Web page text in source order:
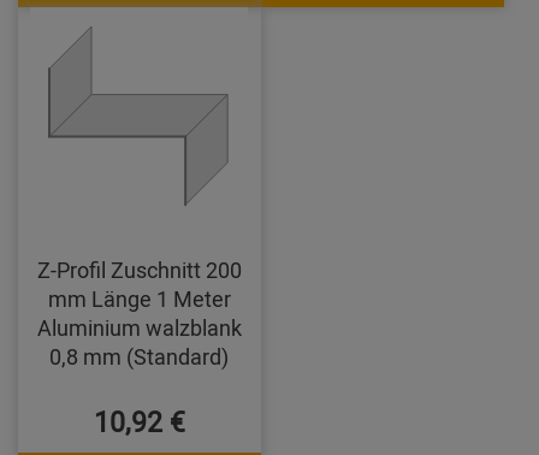
Z-Profil Zuschnitt 200
mm Länge 1 Meter
Aluminium walzblank
0,8 mm (Standard)
10,92 €